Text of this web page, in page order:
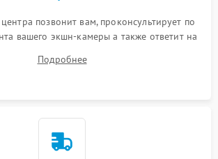
позвонит вам, проконсультирует по
вашего экшн-камеры а также ответит на
Подробнее